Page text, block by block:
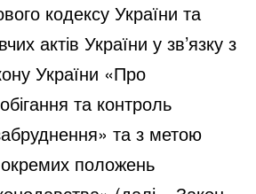
кодексу України та
актів України у зв’язку з
України «Про
та контроль
та з метою
положень